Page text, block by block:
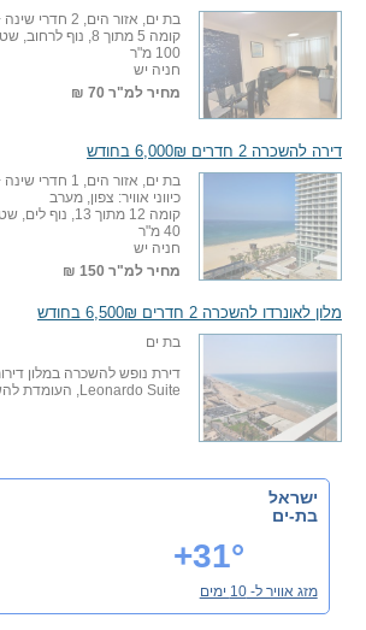
בת ים, אזור הים, 2 חדרי שינה + סלון
קומה 5 מתוך 8, נוף לרחוב, שטח דירה
100 מ"ר
חניה יש
מחיר למ"ר 70 ₪
דירה להשכרה 2 חדרים 6,000₪ בחודש
בת ים, אזור הים, 1 חדרי שינה + סלון
כיווני אוויר: צפון, מערב
קומה 12 מתוך 13, נוף לים, שטח דירה
40 מ"ר
חניה יש
מחיר למ"ר 150 ₪
מלון לאונרדו להשכרה 2 חדרים 6,500₪ בחודש
בת ים
דירת נופש להשכרה במלון
Leonardo Suite, העומדת להשכרה לטווח ארוך.
ישראל
בת-ים
+31°
מזג אוויר ל- 10 ימים